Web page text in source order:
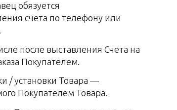
обязуется
счета по телефону или
после выставления Счета на
Покупателем.
/ установки Товара —
Покупателем Товара.